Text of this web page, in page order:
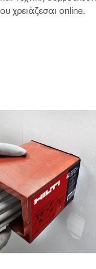
χρειάζεσαι online.